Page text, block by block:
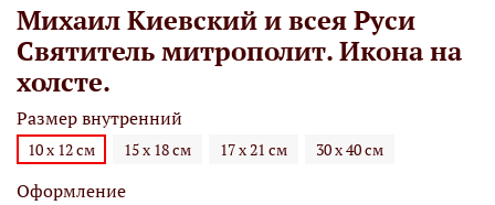
Михаил Киевский и всея Руси
Святитель митрополит. Икона на
холсте.
Размер внутренний
10 х 12 см 15 х 18 см 17 х 21 см 30 х 40 см
Оформление